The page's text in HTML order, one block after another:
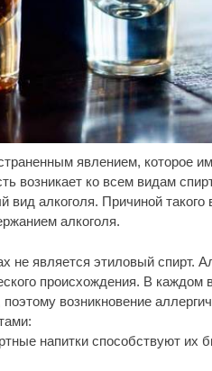
явлением, которое
возникает ко всем видам
алкоголя. Причиной такого
алкоголя.
не является этиловый спирт.
происхождения. В каждом
возникновение
напитки способствуют их
i
переставая, это
пересмотришь не